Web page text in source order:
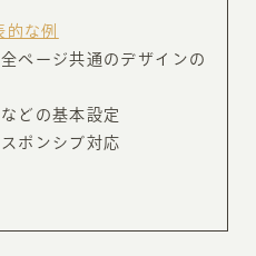
的な例
ページ共通のデザインの
どの基本設定
ポンシブ対応